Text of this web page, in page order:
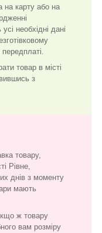
на карту або на
необхідні дані
товар в місті
з
товару,
Рівне,
днів з моменту
мають
ж товару
вам розміру